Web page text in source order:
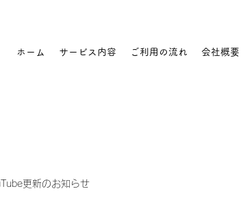
ホーム サービス内容 ご利用の流れ 会社概要
更新のお知らせ